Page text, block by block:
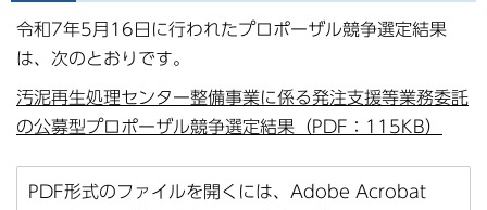
令和7年5月16日に行われたプロポーザル競争選定結果
は、次のとおりです。
汚泥再生処理センター整備事業に係る発注支援等業務委託
の公募型プロポーザル競争選定結果（PDF：115KB）
PDF形式のファイルを開くには、Adobe Acrobat